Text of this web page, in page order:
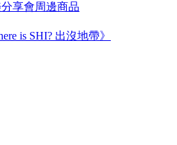
分享會周邊商品
is SHI? 出沒地帶》